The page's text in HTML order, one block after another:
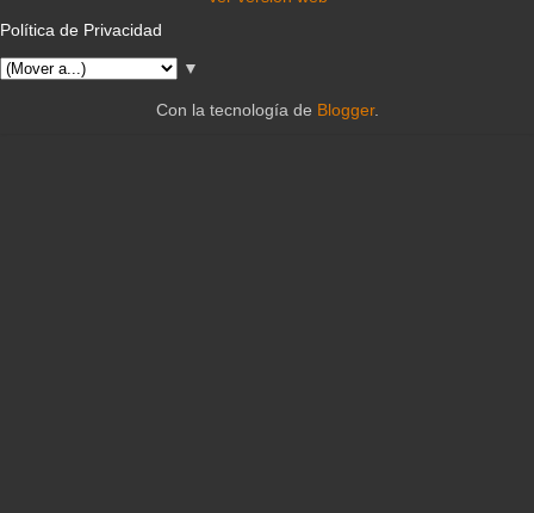
Política de Privacidad
▼
Con la tecnología de Blogger.